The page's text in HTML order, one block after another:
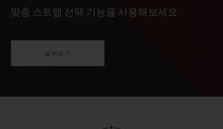
맞춤 스트랩 선택 기능을 사용해보세요
살펴보기